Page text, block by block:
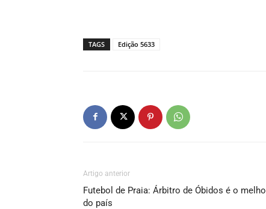
TAGS Edição 5633
Artigo anterior
Futebol de Praia: Árbitro de Óbidos é o
do país